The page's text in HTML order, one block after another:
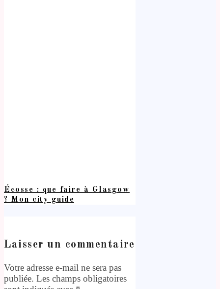
Écosse : que faire à Glasgow
? Mon city guide
Laisser un commentaire
Votre adresse e-mail ne sera pas
publiée. Les champs obligatoires